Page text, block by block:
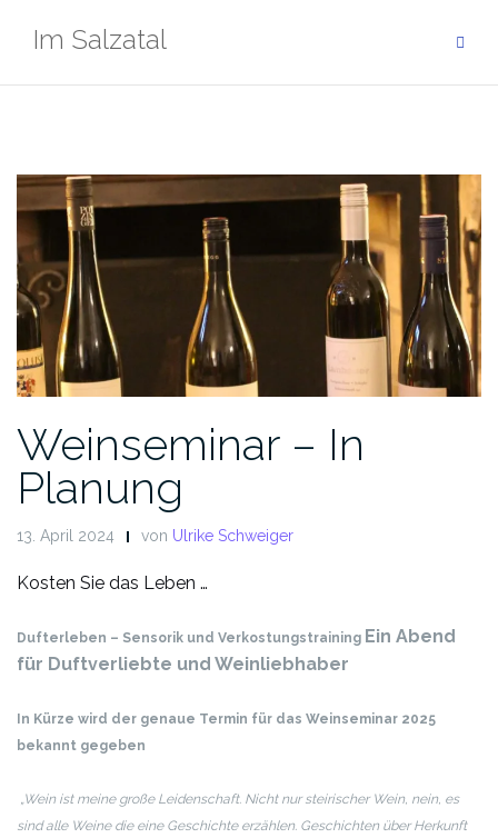
InhaltIm Salzatal
Weinseminar – In
Planung
13. April 2024 von Ulrike Schweiger
Kosten Sie das Leben …
Dufterleben – Sensorik und Verkostungstraining Ein Abend
für Duftverliebte und Weinliebhaber
In Kürze wird der genaue Termin für das Weinseminar 2025
bekannt gegeben
„Wein ist meine große Leidenschaft. Nicht nur steirischer Wein, nein, es
sind alle Weine die eine Geschichte erzählen. Geschichten über Herkunft